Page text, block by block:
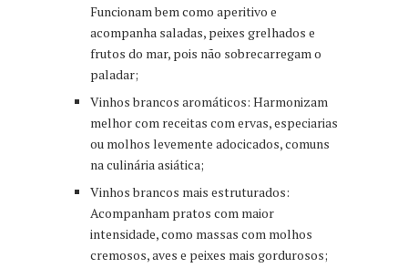
Funcionam bem como aperitivo e
acompanha saladas, peixes grelhados e
frutos do mar, pois não sobrecarregam o
paladar;
Vinhos brancos aromáticos: Harmonizam
melhor com receitas com ervas, especiarias
ou molhos levemente adocicados, comuns
na culinária asiática;
Vinhos brancos mais estruturados:
Acompanham pratos com maior
intensidade, como massas com molhos
cremosos, aves e peixes mais gordurosos;